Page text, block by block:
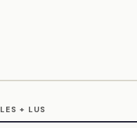
LES + LUS